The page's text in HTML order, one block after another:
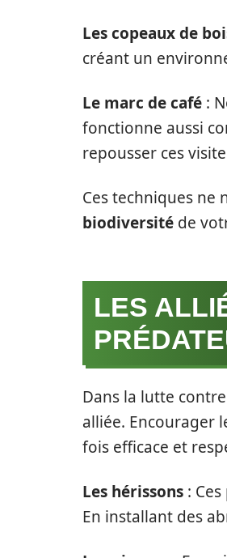
Les copeaux de
créant un
Le marc de café :
fonctionne aussi
repousser ces
Ces techniques ne
biodiversité de
LES
Dans la lutte
alliée. Encourager
fois efficace et
Les hérissons :
En installant des